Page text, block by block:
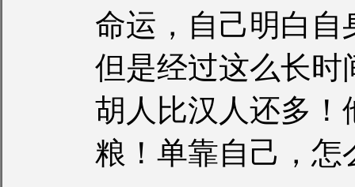
命运，自己明白自
但是经过这么长时
胡人比汉人还多！
粮！单靠自己，怎